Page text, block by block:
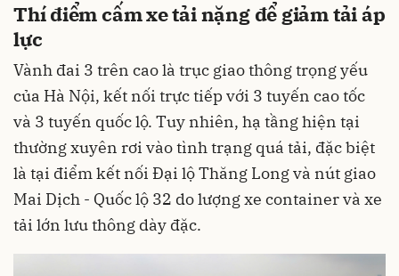
Thí điểm cấm xe tải nặng để giảm tải áp
lực
Vành đai 3 trên cao là trục giao thông trọng yếu
của Hà Nội, kết nối trực tiếp với 3 tuyến cao tốc
và 3 tuyến quốc lộ. Tuy nhiên, hạ tầng hiện tại
thường xuyên rơi vào tình trạng quá tải, đặc biệt
là tại điểm kết nối Đại lộ Thăng Long và nút giao
Mai Dịch - Quốc lộ 32 do lượng xe container và xe
tải lớn lưu thông dày đặc.